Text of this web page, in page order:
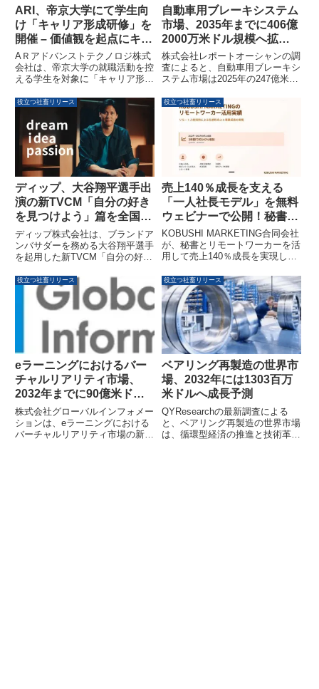
びを提供します。
ARI、帝京大学にて学生向
け「キャリア形成研修」を
開催 – 価値観を起点にキャ
リアを考える機会を提供
AＲアドバンストテクノロジ株式
会社は、帝京大学の就職活動を控
える学生を対象に「キャリア形成
は、自身の価値観や将来像と向き
合い、主体的なキャリア形成を考
えるきっかけを提供することを目
的としています。
自動車用ブレーキシステム
市場、2035年までに406億
2000万米ドル規模へ拡大
予測：高性能制動技術と電
動化が成長を牽引
株式会社レポートオーシャンの調
査によると、自動車用ブレーキシ
ステム市場は2025年の247億米ド
に拡大し、年平均成長率
（CAGR）5.1％で成長すると予
測されています。車両安全性、電
動化、規制遵守といった構造的変
化が市場成長の背景にあり、電子
制御安定性システム（ESC）や
先進運転支援システム（ADAS）
との連携が進化しています。特に
電気自動車（EV）の普及が回生
ブレーキやブレーキ・バイ・ワイ
ヤ技術の需要を加速させているこ
とが注目されます。
役立つ社畜リリース
ディップ、大谷翔平選手出
演の新TVCM「自分の好き
を見つけよう」篇を全国放
映開始 – 特別対談動画も同
日公開
ディップ株式会社は、ブランドア
ンバサダーを務める大谷翔平選手
を起用した新TVCM「自分の好き
日より全国で放映開始します。本
CMでは、様々な仕事経験を通じ
て「自分の好き」を見つけるとい
うメッセージが大谷選手の野球人
生と重ね合わせて表現されていま
す。また、同日には大谷選手とデ
ィップCEO冨田氏による特別対
談動画の新エピソードも公開さ
れ、「野球選手以外にしてみたい
仕事」について語られています。
役立つ社畜リリース
売上140％成長を支える
「一人社長モデル」を無料
ウェビナーで公開！秘書×
リモートワーカーの活用術
KOBUSHI MARKETING合同会社
が、秘書とリモートワーカーを活
用して売上140％成長を実現した
ナーを開催します。生産性向上と
事業拡大の具体的な実践例が紹介
されます。
役立つ社畜リリース
eラーニングにおけるバー
チャルリアリティ市場、
2032年までに90億米ドル
超への成長を予測
株式会社グローバルインフォメー
ションは、eラーニングにおける
バーチャルリアリティ市場の新た
役立つ社畜リリース
ベアリング再製造の世界市
場、2032年には1303百万
米ドルへ成長予測
QYResearchの最新調査による
と、ベアリング再製造の世界市場
は、循環型経済の推進と技術革新